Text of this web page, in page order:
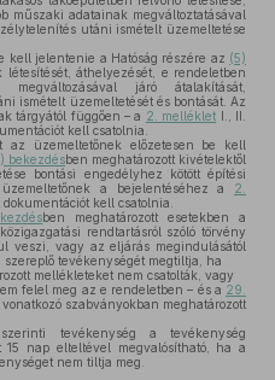
műszaki adatainak megváltoztatásával
utáni ismételt üzemeltetése
kell jelentenie a Hatóság részére az (5)
létesítését, áthelyezését, e rendeletben
járó átalakítását,
ismételt üzemeltetését és bontását. Az
tárgyától függően – a 2. melléklet I., II.
kell csatolnia.
az üzemeltetőnek előzetesen be kell
bekezdésben meghatározott kivételektől
bontási engedélyhez kötött építési
a bejelentéséhez a 2.
kell csatolnia.
ben meghatározott esetekben a
rendtartásról szóló törvény
veszi, vagy az eljárás megindulásától
tevékenységét megtiltja, ha
mellékleteket nem csatolták, vagy
felel meg az e rendeletben – és a 29.
szabványokban meghatározott
tevékenység a tevékenység
15 nap elteltével megvalósítható, ha a
nem tiltja meg.